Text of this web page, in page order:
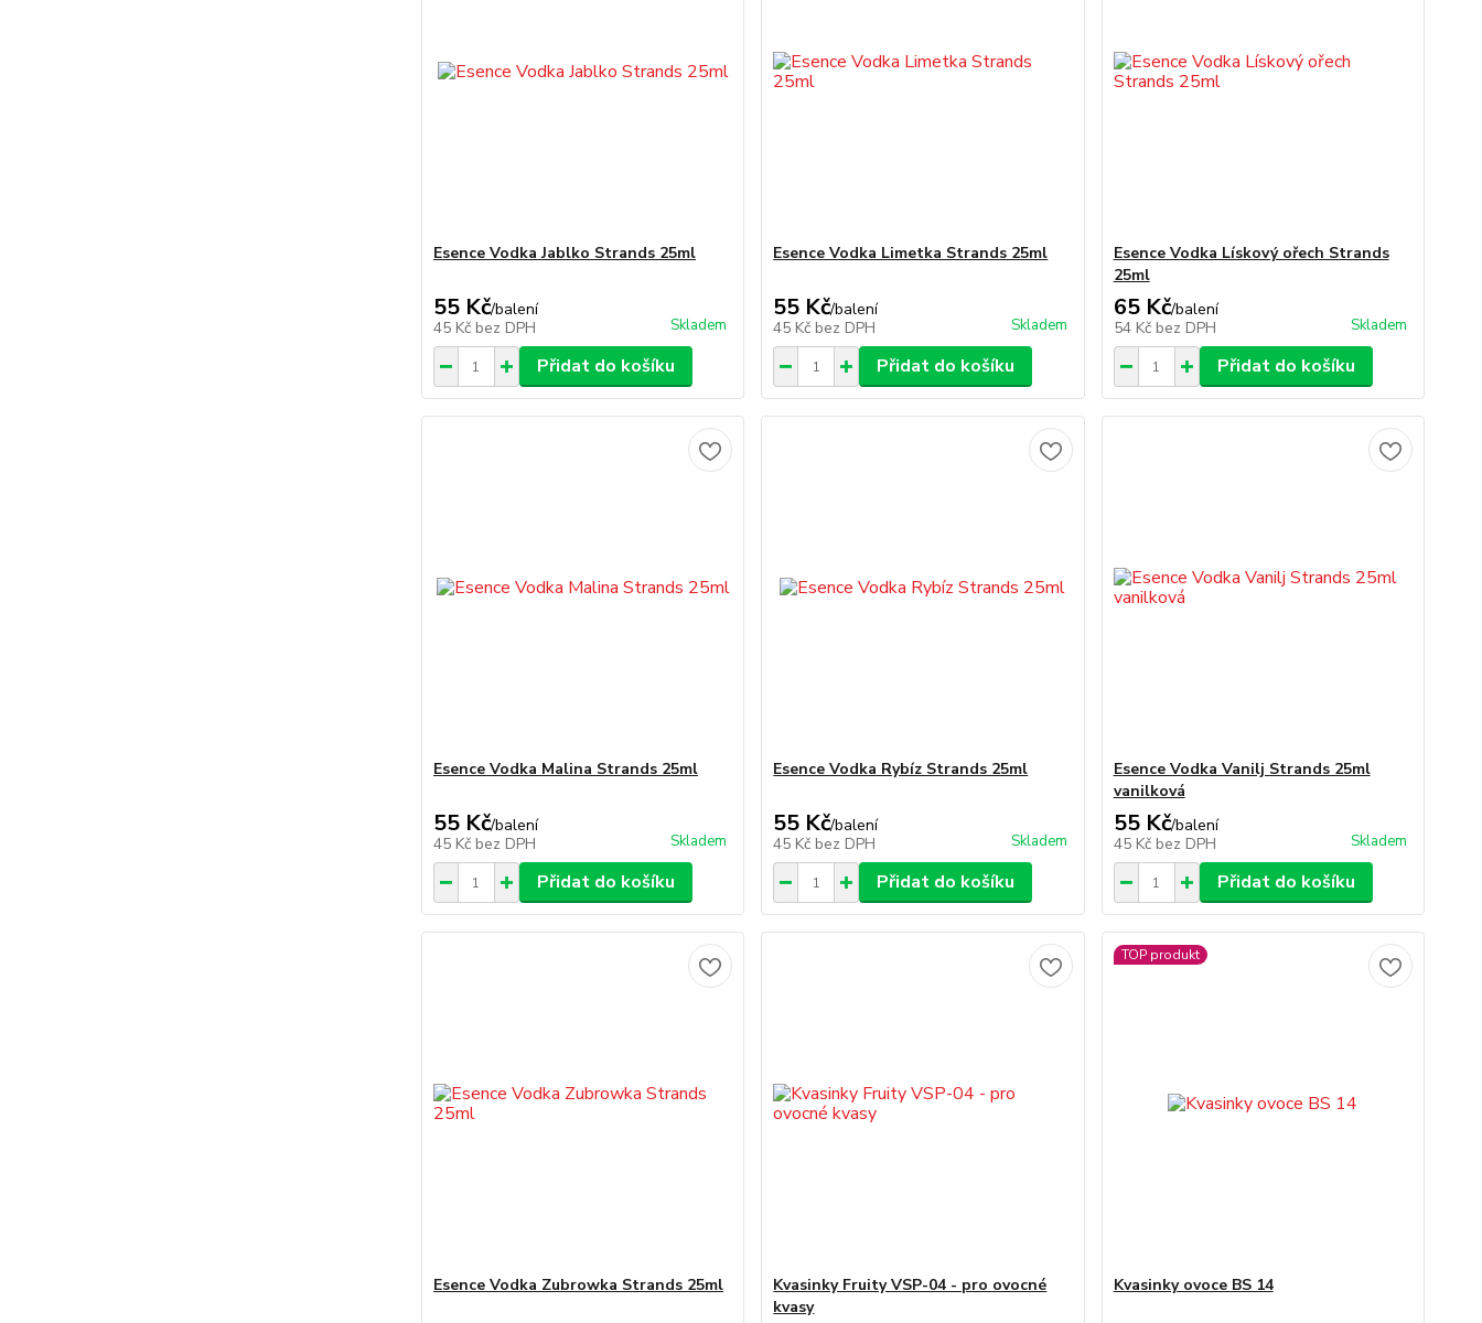
Esence Vodka Jablko Strands 25ml
55 Kč/balení
45 Kč bez DPH Skladem
Přidat do košíku
Esence Vodka Limetka Strands 25ml
55 Kč/balení
45 Kč bez DPH Skladem
Přidat do košíku
Esence Vodka Lískový ořech Strands
25ml
65 Kč/balení
54 Kč bez DPH Skladem
Přidat do košíku
Esence Vodka Malina Strands 25ml
55 Kč/balení
45 Kč bez DPH Skladem
Přidat do košíku
Esence Vodka Rybíz Strands 25ml
55 Kč/balení
45 Kč bez DPH Skladem
Přidat do košíku
Esence Vodka Vanilj Strands 25ml
vanilková
55 Kč/balení
45 Kč bez DPH Skladem
Přidat do košíku
Esence Vodka Zubrowka Strands 25ml
Kvasinky Fruity VSP-04 - pro ovocné
kvasy
TOP produkt
Kvasinky ovoce BS 14